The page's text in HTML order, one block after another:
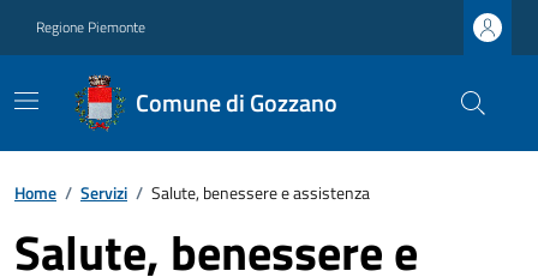
Regione Piemonte
Comune di Gozzano
Home / Servizi / Salute, benessere e assistenza
Salute, benessere e